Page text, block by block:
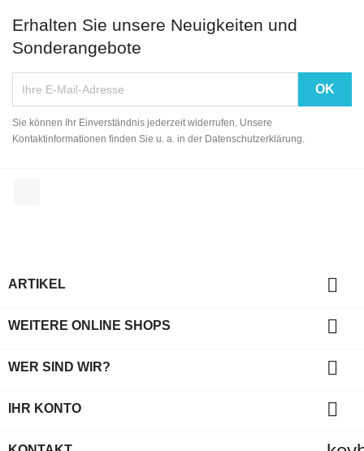
Erhalten Sie unsere Neuigkeiten und
Sonderangebote
Sie können Ihr Einverständnis jederzeit widerrufen. Unsere
Kontaktinformationen finden Sie u. a. in der Datenschutzerklärung.
ARTIKEL 
WEITERE ONLINE SHOPS 
WER SIND WIR? 
IHR KONTO 